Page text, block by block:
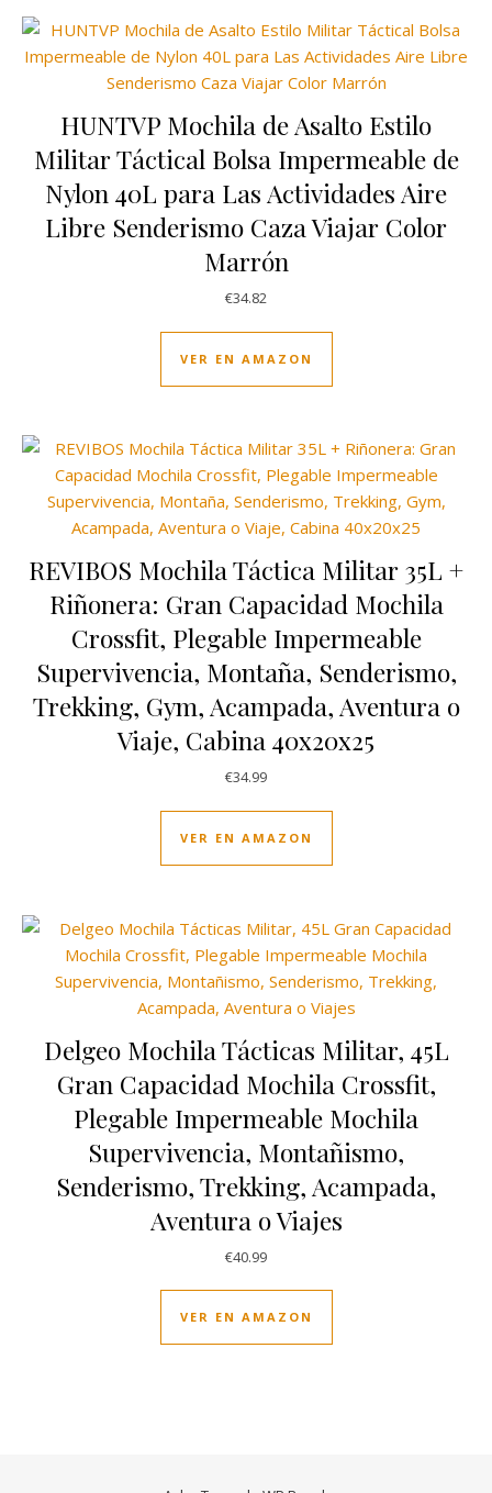
HUNTVP Mochila de Asalto Estilo
Militar Táctical Bolsa Impermeable de
Nylon 40L para Las Actividades Aire
Libre Senderismo Caza Viajar Color
Marrón
€34.82
VER EN AMAZON
REVIBOS Mochila Táctica Militar 35L +
Riñonera: Gran Capacidad Mochila
Crossfit, Plegable Impermeable
Supervivencia, Montaña, Senderismo,
Trekking, Gym, Acampada, Aventura o
Viaje, Cabina 40x20x25
€34.99
VER EN AMAZON
Delgeo Mochila Tácticas Militar, 45L
Gran Capacidad Mochila Crossfit,
Plegable Impermeable Mochila
Supervivencia, Montañismo,
Senderismo, Trekking, Acampada,
Aventura o Viajes
€40.99
VER EN AMAZON